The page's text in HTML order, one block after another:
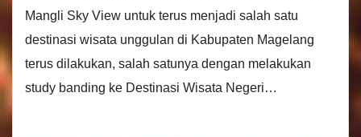
Mangli Sky View untuk terus menjadi salah satu
destinasi wisata unggulan di Kabupaten Magelang
terus dilakukan, salah satunya dengan melakukan
study banding ke Destinasi Wisata Negeri…